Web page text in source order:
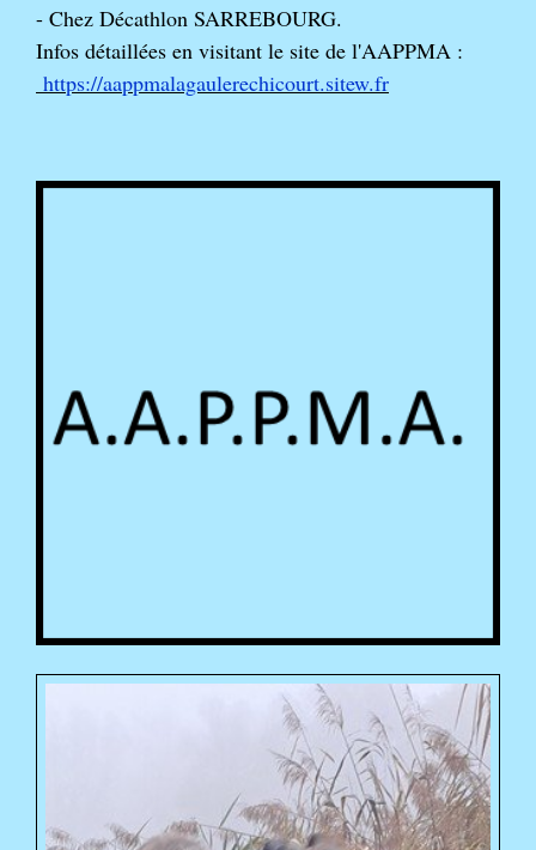
- Chez Décathlon SARREBOURG.
Infos détaillées en visitant le site de l'AAPPMA :
https://aappmalagaulerechicourt.sitew.fr